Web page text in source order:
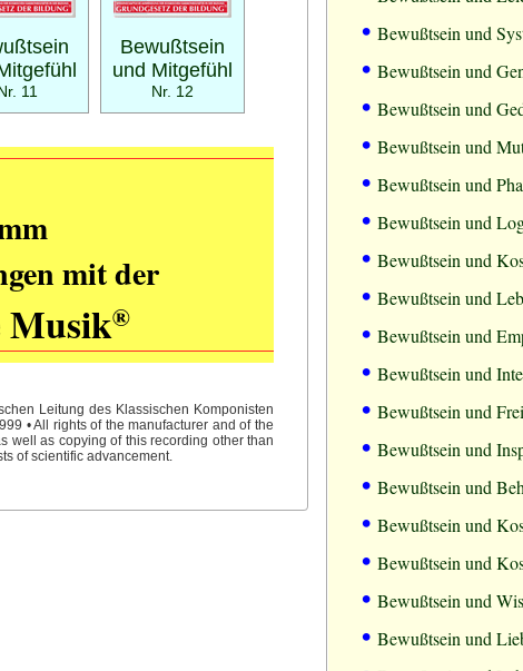
11
Bewußtsein
und Mitgefühl
Nr. 12
mit der
Musik®
Leitung des Klassischen Komponisten
• All rights of the manufacturer and of the
well as copying of this recording other than
of scientific advancement.
• Bewußtsein und
• Bewußtsein und
• Bewußtsein und
• Bewußtsein und
• Bewußtsein und
• Bewußtsein und
• Bewußtsein und
• Bewußtsein und
• Bewußtsein und
• Bewußtsein und
• Bewußtsein und
• Bewußtsein und
• Bewußtsein und
• Bewußtsein und
• Bewußtsein und
• Bewußtsein und
• Bewußtsein und